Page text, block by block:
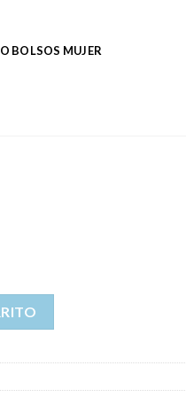
BOLSOS MUJER